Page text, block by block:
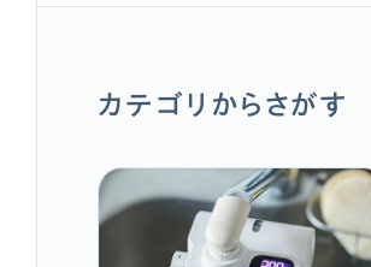
カテゴリからさがす